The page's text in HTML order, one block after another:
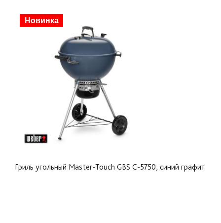
Новинка
Гриль угольный Master-Touch GBS C-5750, синий графит